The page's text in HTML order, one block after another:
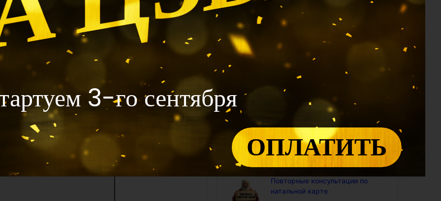
1.990₽
Калькулятор 12 Дворцов: проф
модуль (доступ на год)
Калькулятор Ци Мэнь: проф
модуль (доступ на год)
Калькулятор "Совместимость
по Ба Цзы" (доступ на год)
Калькулятор БаЦзы:
включенность карты в 9-ый
период (доступ на год)
5.000₽
Повторные консультации по
натальной карте
ОПЛАТИТЬ
3-го сентября